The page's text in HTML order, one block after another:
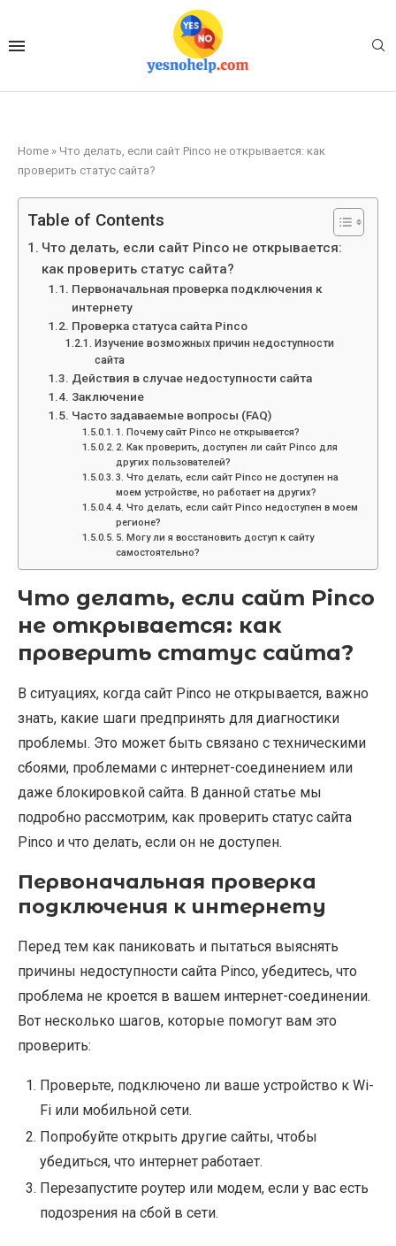
Home » Что делать, если сайт Pinco не открывается: как
проверить статус сайта?
Table of Contents
Что делать, если сайт Pinco не открывается:
как проверить статус сайта?
Первоначальная проверка подключения к
интернету
Проверка статуса сайта Pinco
Изучение возможных причин недоступности
сайта
Действия в случае недоступности сайта
Заключение
Часто задаваемые вопросы (FAQ)
1. Почему сайт Pinco не открывается?
2. Как проверить, доступен ли сайт Pinco для
других пользователей?
3. Что делать, если сайт Pinco не доступен на
моем устройстве, но работает на других?
4. Что делать, если сайт Pinco недоступен в моем
регионе?
5. Могу ли я восстановить доступ к сайту
самостоятельно?
Что делать, если сайт Pinco
не открывается: как
проверить статус сайта?
В ситуациях, когда сайт Pinco не открывается, важно
знать, какие шаги предпринять для диагностики
проблемы. Это может быть связано с техническими
сбоями, проблемами с интернет-соединением или
даже блокировкой сайта. В данной статье мы
подробно рассмотрим, как проверить статус сайта
Pinco и что делать, если он не доступен.
Первоначальная проверка
подключения к интернету
Перед тем как паниковать и пытаться выяснять
причины недоступности сайта Pinco, убедитесь, что
проблема не кроется в вашем интернет-соединении.
Вот несколько шагов, которые помогут вам это
проверить:
Проверьте, подключено ли ваше устройство к Wi-
Fi или мобильной сети.
Попробуйте открыть другие сайты, чтобы
убедиться, что интернет работает.
Перезапустите роутер или модем, если у вас есть
подозрения на сбой в сети.